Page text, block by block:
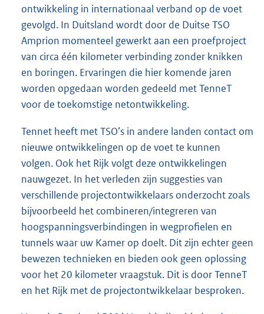
ontwikkeling in internationaal verband op de voet
gevolgd. In Duitsland wordt door de Duitse TSO
Amprion momenteel gewerkt aan een proefproject
van circa één kilometer verbinding zonder knikken
en boringen. Ervaringen die hier komende jaren
worden opgedaan worden gedeeld met TenneT
voor de toekomstige netontwikkeling.
Tennet heeft met TSO’s in andere landen contact om
nieuwe ontwikkelingen op de voet te kunnen
volgen. Ook het Rijk volgt deze ontwikkelingen
nauwgezet. In het verleden zijn suggesties van
verschillende projectontwikkelaars onderzocht zoals
bijvoorbeeld het combineren/integreren van
hoogspanningsverbindingen in wegprofielen en
tunnels waar uw Kamer op doelt. Dit zijn echter geen
bewezen technieken en bieden ook geen oplossing
voor het 20 kilometer vraagstuk. Dit is door TenneT
en het Rijk met de projectontwikkelaar besproken.